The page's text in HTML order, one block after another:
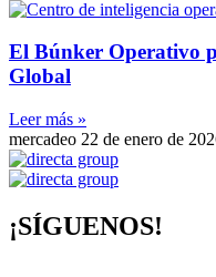
El Búnker Operativo
Global
Leer más »
mercadeo 22 de enero de
¡SÍGUENOS!